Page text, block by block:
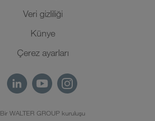
Veri gizliliği
Künye
Çerez ayarları
Bir WALTER GROUP kuruluşu